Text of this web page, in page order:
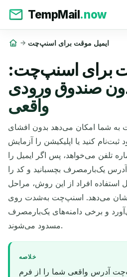
TempMail.now
ایمیل موقت برای اسنپ‌چت
برای اسنپ‌چت:
صندوق ورودی
واقعی
به شما امکان می‌دهد بدون افشای
کنید یا اپلیکیشن را آزمایش
تلفن می‌خواهد، پس اگر ایمیل را
آدرس یک‌بارمصرف بچسبانید و کد را
استفاده افراد از این روش، مراحل
نشان می‌دهد. اسنپ‌چت به‌شدت روی
و برخی دامنه‌های یک‌بارمصرف
مسدود می‌شوند.
خلاصه
آدرس واقعی شما را از فرم